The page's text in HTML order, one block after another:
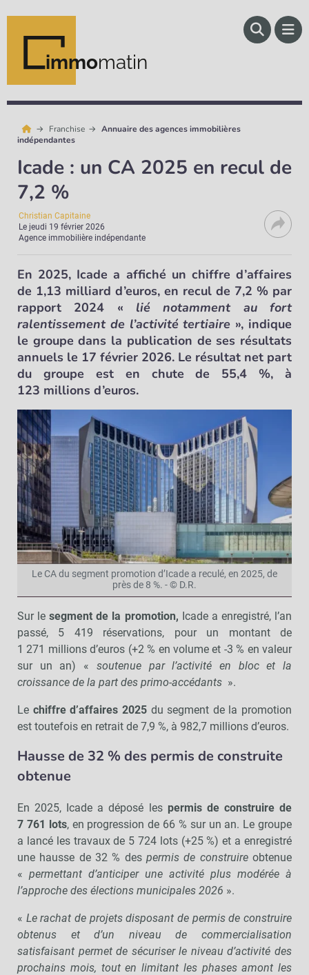
immomatin
Franchise
Annuaire des agences immobilières
indépendantes
Icade : un CA 2025 en recul de
7,2 %
Christian Capitaine
Lejeudi 19 février 2026
Agence immobilière indépendante
En 2025, Icade a affiché un chiffre d’affaires
de 1,13 milliard d’euros, en recul de 7,2 % par
rapport 2024 « lié notamment au fort
ralentissement de l’activité tertiaire », indique
le groupe dans la publication de ses résultats
annuels le 17 février 2026. Le résultat net part
du groupe est en chute de 55,4 %, à
123 millions d’euros.
Le CA du segment promotion d’Icade a reculé, en 2025, de
près de 8 %. - © D.R.
Sur lesegment de la promotion, Icade a enregistré, l’an
passé, 5 419 réservations, pour un montant de
1 271 millions d’euros (+2 % en volume et -3 % en valeur
sur un an) « soutenue par l’activité en bloc et la
croissance de la part des primo-accédants ».
Le chiffre d’affaires 2025du segment de la promotion
est toutefois en retrait de 7,9 %, à 982,7 millions d’euros.
Hausse de 32 % des permis de construite
obtenue
En 2025, Icade a déposé les permis de construire de
7 761 lots, en progression de 66 % sur un an. Le groupe
a lancé les travaux de 5 724 lots (+25 %) et a enregistré
une hausse de 32 % des permis de construireobtenue
« permettant d’anticiper une activité plus modérée à
l’approche des élections municipales 2026 ».
« Le rachat de projets disposant de permis de construire
obtenus et d’un niveau de commercialisation
satisfaisant permet de sécuriser le niveau d’activité des
prochains mois, tout en limitant les phases amont les